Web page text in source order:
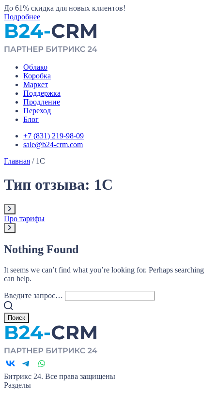
До 61% скидка для новых клиентов!
Подробнее
Облако
Коробка
Маркет
Поддержка
Продление
Переход
Блог
+7 (831) 219-98-09
sale@b24-crm.com
Главная / 1С
Тип отзыва: 1С
Про тарифы
Nothing Found
It seems we can’t find what you’re looking for. Perhaps searching
can help.
Введите запрос…
Битрикс 24. Все права защищены
Разделы